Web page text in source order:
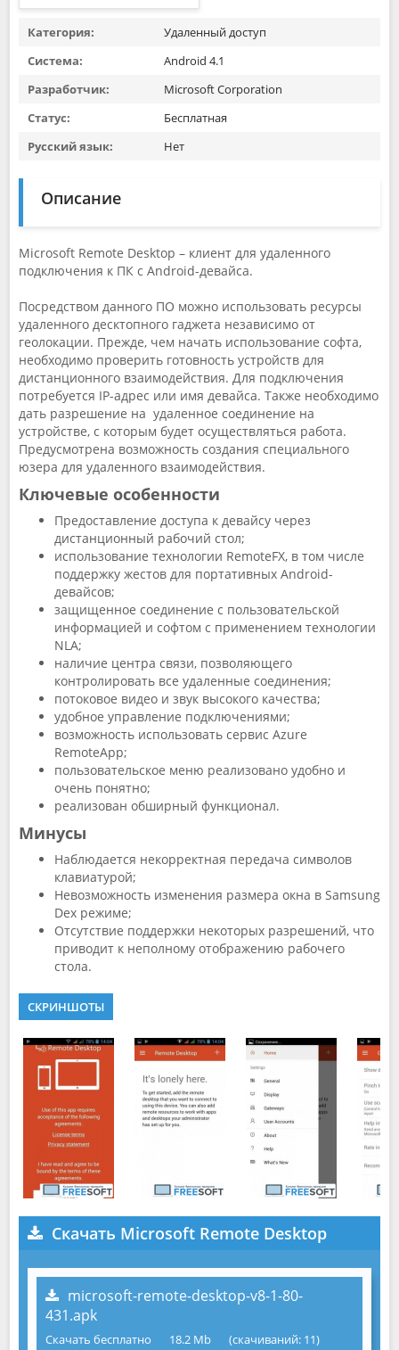
Категория:
Удаленный доступ
Система:
Android 4.1
Разработчик:
Microsoft Corporation
Статус:
Бесплатная
Русский язык:
Нет
Описание
Microsoft Remote Desktop – клиент для удаленного
подключения к ПК с Android-девайса.
Посредством данного ПО можно использовать ресурсы
удаленного десктопного гаджета независимо от
геолокации. Прежде, чем начать использование софта,
необходимо проверить готовность устройств для
дистанционного взаимодействия. Для подключения
потребуется IP-адрес или имя девайса. Также необходимо
дать разрешение на удаленное соединение на
устройстве, с которым будет осуществляться работа.
Предусмотрена возможность создания специального
юзера для удаленного взаимодействия.
Ключевые особенности
Предоставление доступа к девайсу через
дистанционный рабочий стол;
использование технологии RemoteFX, в том числе
поддержку жестов для портативных Android-
девайсов;
защищенное соединение с пользовательской
информацией и софтом с применением технологии
NLA;
наличие центра связи, позволяющего
контролировать все удаленные соединения;
потоковое видео и звук высокого качества;
удобное управление подключениями;
возможность использовать сервис Azure
RemoteApp;
пользовательское меню реализовано удобно и
очень понятно;
реализован обширный функционал.
Минусы
Наблюдается некорректная передача символов
клавиатурой;
Невозможность изменения размера окна в Samsung
Dex режиме;
Отсутствие поддержки некоторых разрешений, что
приводит к неполному отображению рабочего
стола.
СКРИНШОТЫ
Скачать Microsoft Remote Desktop
microsoft-remote-desktop-v8-1-80-
431.apk
Скачать бесплатно 18.2 Mb (cкачиваний: 11)